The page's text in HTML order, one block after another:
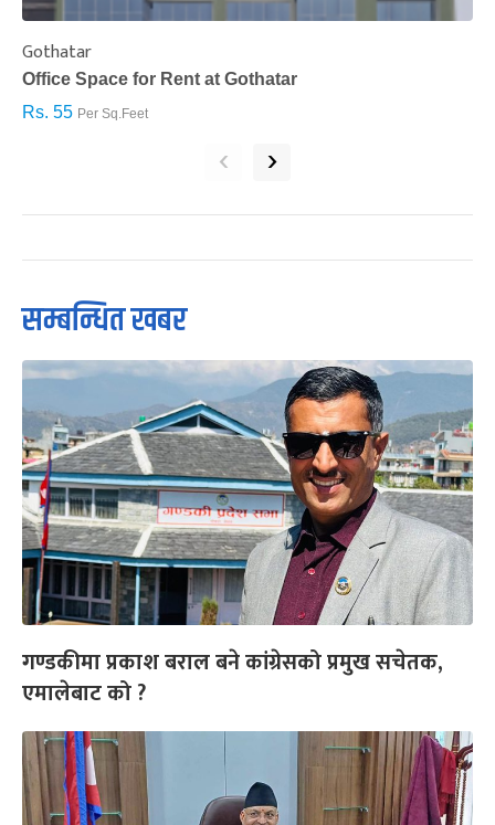
Gothatar
Office Space for Rent at Gothatar
Rs. 55 Per Sq.Feet
‹ ›
सम्बन्धित खबर
गण्डकीमा प्रकाश बराल बने कांग्रेसको प्रमुख सचेतक,
एमालेबाट को ?